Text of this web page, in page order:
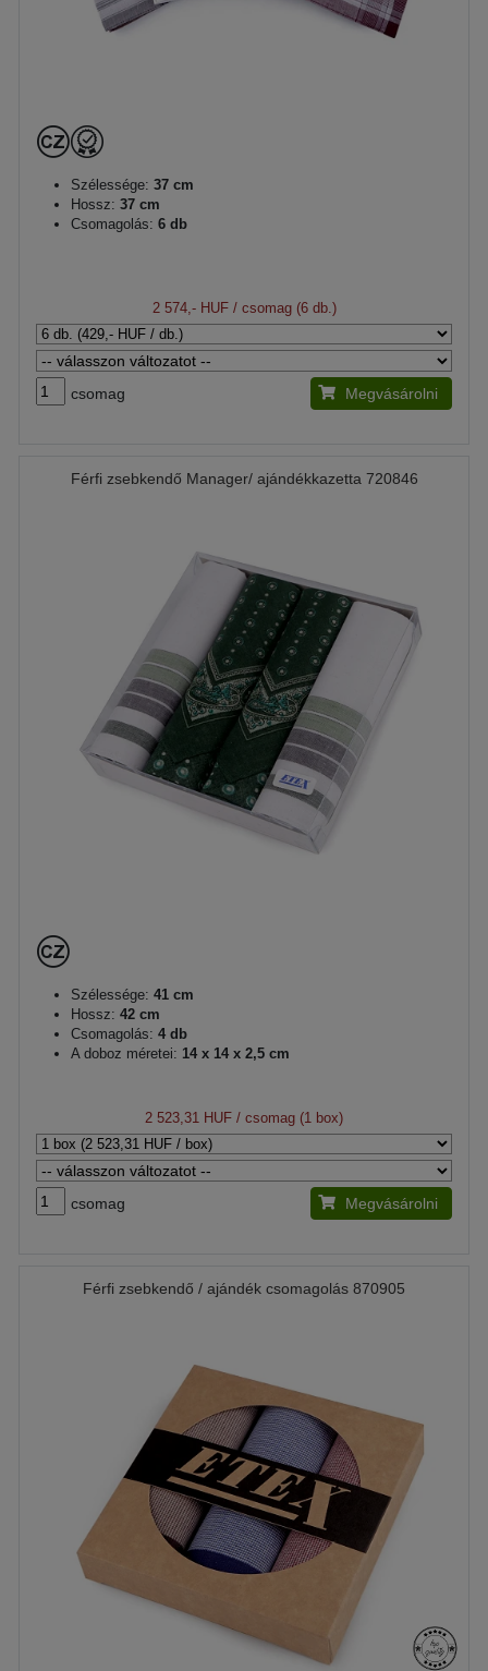
Szélessége: 37 cm
Hossz: 37 cm
Csomagolás: 6 db
2 574,- HUF/ csomag (6 db.)
csomag Megvásárolni
Férfi zsebkendő Manager/ ajándékkazetta 720846
Szélessége: 41 cm
Hossz: 42 cm
Csomagolás: 4 db
A doboz méretei: 14 x 14 x 2,5 cm
2 523,31 HUF / csomag (1 box)
csomag Megvásárolni
Férfi zsebkendő / ajándék csomagolás 870905